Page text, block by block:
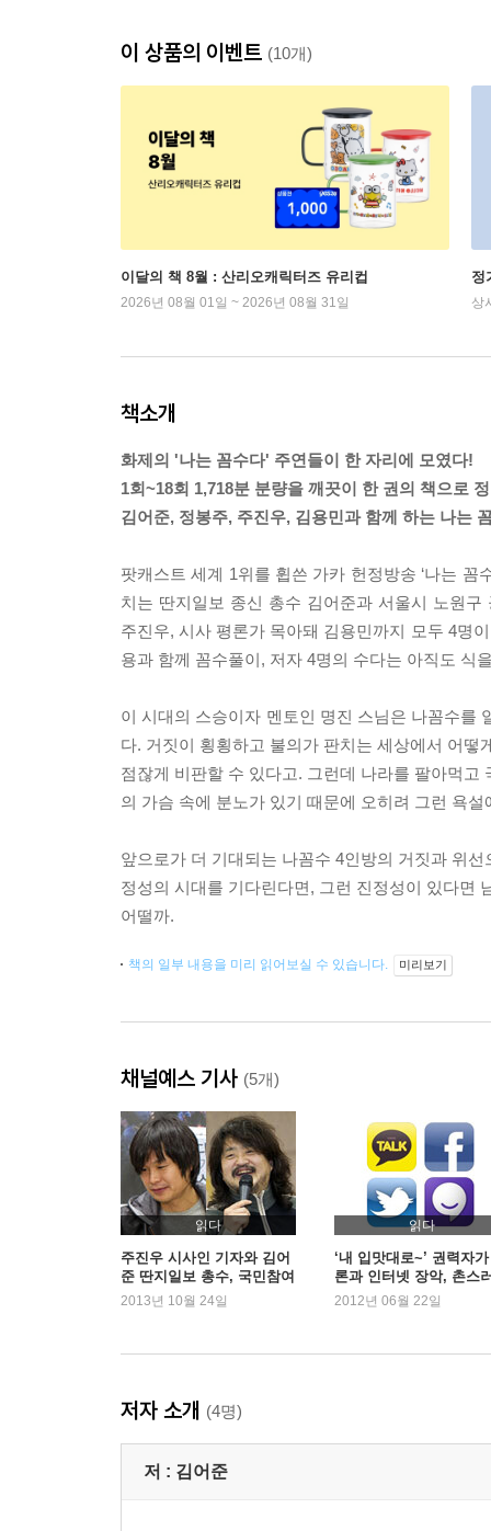
이 상품의 이벤트 (10개)
이달의 책 8월 : 산리오캐릭터즈 유리컵
2026년 08월 01일 ~ 2026년 08월 31일
정
상
책소개
화제의 '나는 꼼수다' 주연들이 한 자리에 모였다!
1회~18회 1,718분 분량을 깨끗이 한 권의 책으로
김어준, 정봉주, 주진우, 김용민과 함께 하는 나는
팟캐스트 세계 1위를 휩쓴 가카 헌정방송 ‘나는 꼼
치는 딴지일보 종신 총수 김어준과 서울시 노원구
주진우, 시사 평론가 목아돼 김용민까지 모두 4명
용과 함께 꼼수풀이, 저자 4명의 수다는 아직도 식
이 시대의 스승이자 멘토인 명진 스님은 나꼼수를
다. 거짓이 횡횡하고 불의가 판치는 세상에서 어
점잖게 비판할 수 있다고. 그런데 나라를 팔아먹고
의 가슴 속에 분노가 있기 때문에 오히려 그런 욕
앞으로가 더 기대되는 나꼼수 4인방의 거짓과 위선
정성의 시대를 기다린다면, 그런 진정성이 있다면
어떨까.
책의 일부 내용을 미리 읽어보실 수 있습니다. 미리보기
채널예스 기사 (5개)
읽다
주진우 시사인 기자와 김어
준 딴지일보 총수, 국민참여
재판 무죄 선고
2013년 10월 24일
읽다
‘내 입맛대로~’ 권력자
론과 인터넷 장악, 촌스
한국 IT의 현실
2012년 06월 22일
저자 소개 (4명)
저 : 김어준